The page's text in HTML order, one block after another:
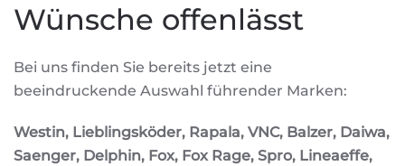
Wünsche offenlässt
Bei uns finden Sie bereits jetzt eine
beeindruckende Auswahl führender Marken:
Westin, Lieblingsköder, Rapala, VNC, Balzer, Daiwa,
Saenger, Delphin, Fox, Fox Rage, Spro, Lineaeffe,